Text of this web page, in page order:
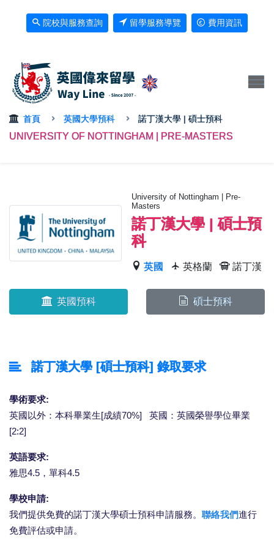
院校與服務查詢 留學服務導覽 費用資訊
首頁 英國大學預科 諾丁漢大學 | 碩士預科
UNIVERSITY OF NOTTINGHAM | PRE-MASTERS
University of Nottingham | Pre-
Masters
諾丁漢大學 | 碩士預
科
英國 英格蘭 諾丁漢
英國預科 碩士預科
諾丁漢大學 [碩士預科] 錄取要求
學術要求:
英國以外：本科畢業生[成績70%] 英國：英國榮譽學位畢業
[2:2]
英語要求:
雅思4.5，單科4.5
學校申請:
我們提供免費的諾丁漢大學碩士預科申請服務。 聯絡我們進行
免費評估或申請。